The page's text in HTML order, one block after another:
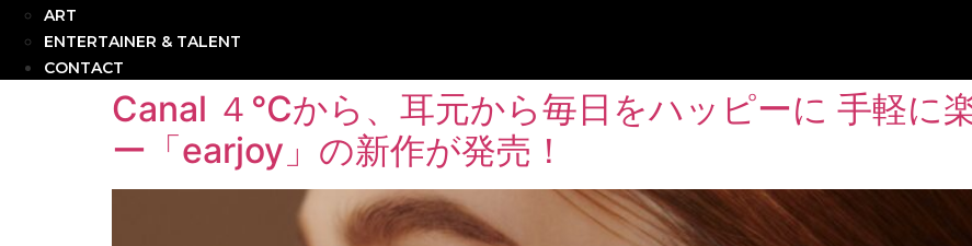
ART
ENTERTAINER & TALENT
CONTACT
Canal ４℃から、耳元から毎日をハッピーに 手軽に
ー「earjoy」の新作が発売！